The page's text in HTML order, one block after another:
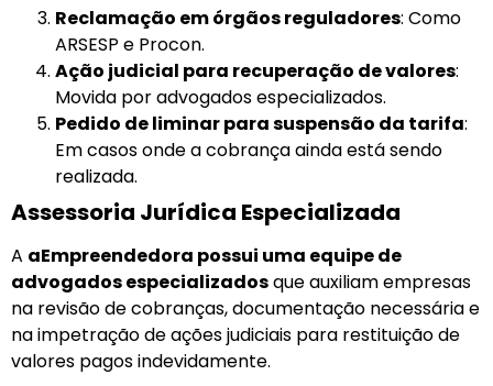
Reclamação em órgãos reguladores: Como
ARSESP e Procon.
Ação judicial para recuperação de valores:
Movida por advogados especializados.
Pedido de liminar para suspensão da tarifa:
Em casos onde a cobrança ainda está sendo
realizada.
Assessoria Jurídica Especializada
A aEmpreendedora possui uma equipe de
advogados especializadosque auxiliam empresas
na revisão de cobranças, documentação necessária e
na impetração de ações judiciais para restituição de
valores pagos indevidamente.